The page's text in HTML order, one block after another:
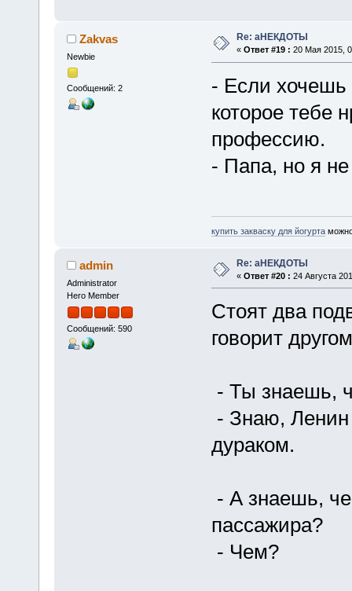
Zakvas
Newbie
Сообщений: 2
Re: аНЕКДОТЫ
« Ответ #19 : 20 Мая 2015,
- Если хочешь
которое тебе
профессию.
- Папа, но я не
купить закваску для йогуртаможно
admin
Administrator
Hero Member
Сообщений: 590
Re: аНЕКДОТЫ
« Ответ #20 : 24 Августа
Стоят два
говорит
- Ты знаешь,
- Знаю,
дураком.
- А знаешь,
пассажира?
- Чем?